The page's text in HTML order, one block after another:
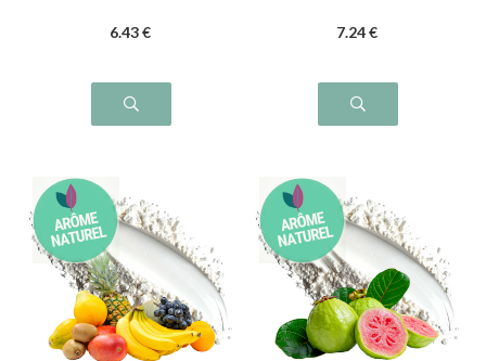
6.43 € 7.24 €